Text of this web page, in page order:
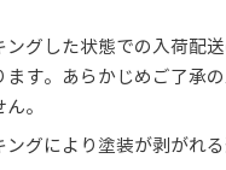
ングした状態での入荷配
ます。あらかじめご了承
。
ングにより塗装が剥がれ